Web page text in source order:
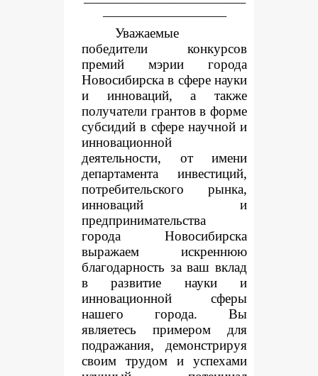
Уважаемые
победители конкурсов
премий мэрии города
Новосибирска в сфере науки
и инноваций, а также
получатели грантов в форме
субсидий в сфере научной и
инновационной
деятельности, от имени
департамента инвестиций,
потребительского рынка,
инноваций и
предпринимательства
города Новосибирска
выражаем искреннюю
благодарность за ваш вклад
в развитие науки и
инновационной сферы
нашего города. Вы
являетесь примером для
подражания, демонстрируя
своим трудом и успехами